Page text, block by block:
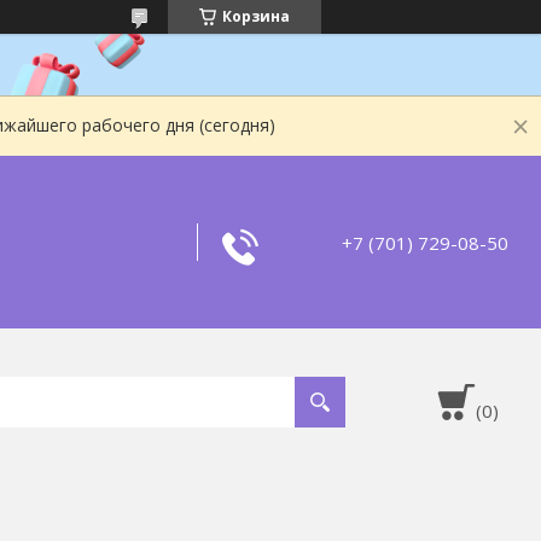
Корзина
рабочего дня (сегодня)
+7 (701) 729-08-50